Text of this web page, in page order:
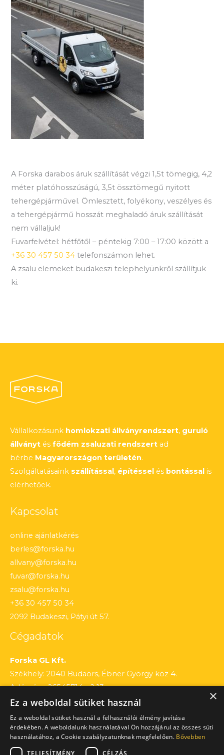
A Forska darabos áruk szállítását végzi 1,5t tömegig, 4,2
méter platóhosszúságú, 3,5t össztömegű nyitott
tehergépjárművel. Ömlesztett, folyékony, veszélyes és
a tehergépjármű hosszát meghaladó áruk szállítását
nem vállaljuk!
Fuvarfelvétel: hétfőtől – péntekig 7:00 – 17:00 között a
+36 30 457 50 34 telefonszámon lehet.
A zsalu elemeket budakeszi telephelyünkről szállítjuk
ki.
Vállalkozásunk homlokzati állványrendszert, guruló
állványt és födém zsaluzati rendszert ad
bérbe Magyarországon területén.
Szolgáltatásaink szállítással, építéssel és bontással is
elérhetőek.
Kapcsolat
online ajánlatkérés
berles@forska.hu
allvany@forska.hu
fuvar@forska.hu
zsalu@forska.hu
+36 30 457 50 34
2092 Budakeszi, Pátyi út 57.
Cégadatok
Forska GL Kft.
Székhely: 2040 Budaörs, Ébner György köz 4.
Adószám: 26545714 – 2 13
Cégjegyzékszám: 13 – 09 – 195803
Számlaszám: 12010154 – 01660751 – 00100001
×
Ez a weboldal sütiket használ
Ez a weboldal sütiket használ a felhasználói élmény javítása
érdekében. A weboldalunk használatával Ön hozzájárul az összes süti
használatához, a Cookie szabályzatunknak megfelelően. Bővebben
TELJESÍTMÉNY
CÉLZÁS